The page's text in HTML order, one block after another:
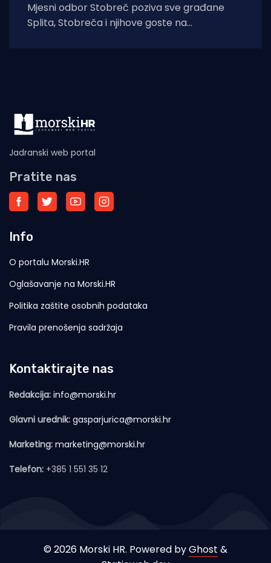
Mjesni odbor Stobreč poziva sve građane
Splita, Stobreča i njihove goste na
Jadranski web portal
Pratite nas
Info
O portalu Morski.HR
Oglašavanje na Morski.HR
Politika zaštite osobnih podataka
Pravila prenošenja sadržaja
Kontaktirajte nas
Redakcija: info@morski.hr
Glavni urednik: gasparjurica@morski.hr
Marketing: marketing@morski.hr
Telefon: +385 1 551 35 12
© 2026 Morski HR. Powered byGhost &